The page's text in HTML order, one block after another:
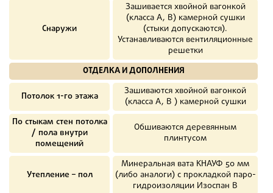
Снаружи
Зашивается хвойной вагонкой
(класса А, В) камерной сушки
(стыки допускаются).
Устанавливаются вентиляционные
решетки
ОТДЕЛКА И ДОПОЛНЕНИЯ
Потолок 1-го этажа
Зашиваются хвойной вагонкой
(класса А, В ) камерной сушки
По стыкам стен потолка
/ пола внутри
помещений
Обшиваются деревянным
плинтусом
Утепление – пол
Минеральная вата КНАУФ 50 мм
(либо аналоги) с прокладкой паро-
гидроизоляции Изоспан В